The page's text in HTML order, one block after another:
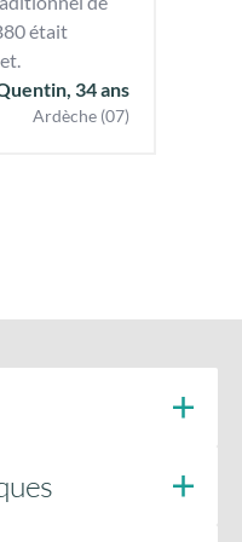
était
34 ans
Ardèche (07)